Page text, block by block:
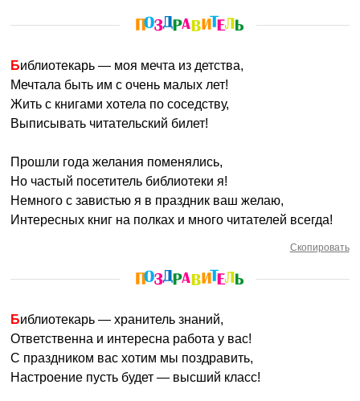
Библиотекарь — моя мечта из детства,
Мечтала быть им с очень малых лет!
Жить с книгами хотела по соседству,
Выписывать читательский билет!
Прошли года желания поменялись,
Но частый посетитель библиотеки я!
Немного с завистью я в праздник ваш желаю,
Интересных книг на полках и много читателей всегда!
Скопировать
Библиотекарь — хранитель знаний,
Ответственна и интересна работа у вас!
С праздником вас хотим мы поздравить,
Настроение пусть будет — высший класс!